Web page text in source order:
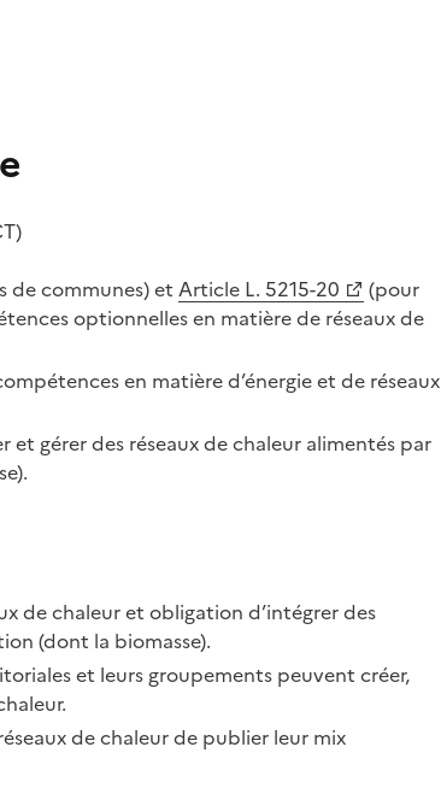
de communes) etArticle L. 5215-20
(pour
optionnelles en matière de réseaux de
en matière d’énergie et de réseaux
et gérer des réseaux de chaleur alimentés par
de chaleur et obligation d’intégrer des
(dont la biomasse).
et leurs groupements peuvent créer,
de chaleur de publier leur mix